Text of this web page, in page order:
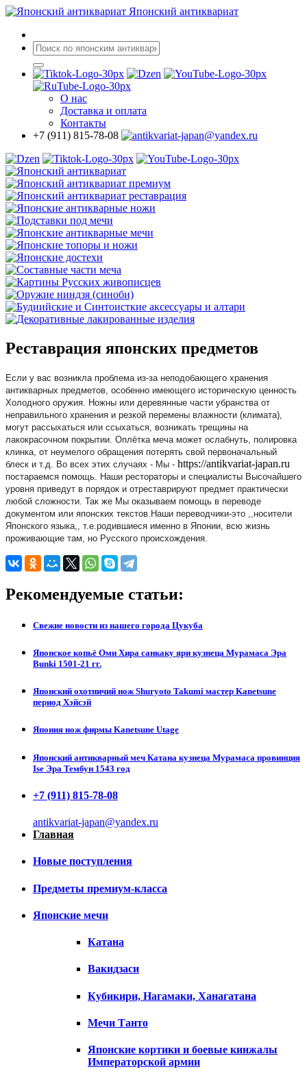
Японский антиквариат
О нас
Доставка и оплата
Контакты
+7 (911) 815-78-08
Реставрация японских предметов
Если у вас возникла проблема из-за неподобающего хранения
антикварных предметов, особенно имеющего историческую ценность
Холодного оружия. Ножны или деревянные части убранства от
неправильного хранения и резкой перемены влажности (климата),
могут рассыхаться или ссыхаться, возникать трещины на
лакокрасочном покрытии. Оплётка меча может ослабнуть, полировка
клинка, от неумелого обращения потерять свой первоначальный
блеск и т.д. Во всех этих случаях - Мы - https://antikvariat-japan.ru
постараемся помощь. Наши рестораторы и специалисты Высочайшего
уровня приведут в порядок и отреставрируют предмет практически
любой сложности. Так же Мы оказываем помощь в переводе
документом или японских текстов.Наши переводчики-это ,,носители
Японского языка,, т.е.родившиеся именно в Японии, всю жизнь
проживающие там, но Русского происхождения.
Рекомендуемые статьи:
Свежие новости из нашего города Цукуба
Японское копьё Оми Хира санкаку яри кузнеца Мурамаса Эра
Bunki 1501-21 гг.
Японский охотничий нож Shuryoto Takumi мастер Kanetsune
период Хэйсэй
Япония нож фирмы Kanetsune Utage
Японский антикварный меч Катана кузнеца Мурамаса провинция
Ise Эра Тембун 1543 год
+7 (911) 815-78-08
antikvariat-japan@yandex.ru
Главная
Новые поступления
Предметы премиум-класса
Японские мечи
Катана
Вакидзаси
Кубикири, Нагамаки, Ханагатана
Мечи Танто
Японские кортики и боевые кинжалы
Императорской армии